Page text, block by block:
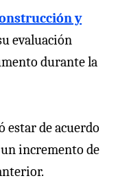
y
evaluación
durante la
estar de acuerdo
incremento de